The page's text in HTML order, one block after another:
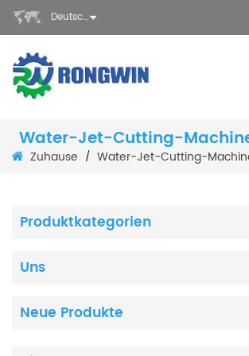
Deutsch
Water-Jet-Cutting-
Zuhause / Water-Jet-Cutting-
Produktkategorien
Uns
Neue Produkte